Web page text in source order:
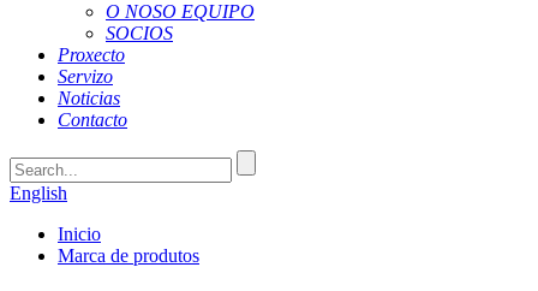
O NOSO EQUIPO
SOCIOS
Proxecto
Servizo
Noticias
Contacto
English
Inicio
Marca de produtos